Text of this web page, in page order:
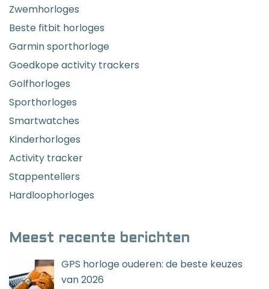
Zwemhorloges
Beste fitbit horloges
Garmin sporthorloge
Goedkope activity trackers
Golfhorloges
Sporthorloges
Smartwatches
Kinderhorloges
Activity tracker
Stappentellers
Hardloophorloges
Meest recente berichten
GPS horloge ouderen: de beste keuzes
van 2026